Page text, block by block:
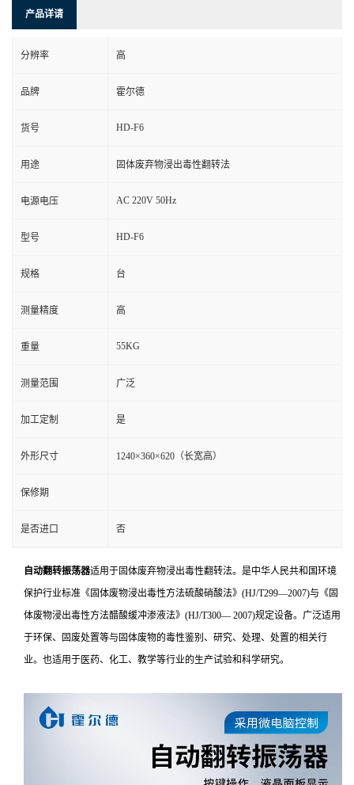
产品详请
分辨率 高
品牌 霍尔德
货号 HD-F6
用途 固体废弃物浸出毒性翻转法
电源电压 AC 220V 50Hz
型号 HD-F6
规格 台
测量精度 高
重量 55KG
测量范围 广泛
加工定制 是
外形尺寸 1240×360×620（长宽高）
保修期
是否进口 否
自动翻转振荡器适用于固体废弃物浸出毒性翻转法。是中华人民共和国环境
保护行业标准《固体废物浸出毒性方法硫酸硝酸法》(HJ/T299—2007)与《固
体废物浸出毒性方法醋酸缓冲渗液法》(HJ/T300— 2007)规定设备。广泛适用
于环保、固废处置等与固体废物的毒性鉴别、研究、处理、处置的相关行
业。也适用于医药、化工、教学等行业的生产试验和科学研究。